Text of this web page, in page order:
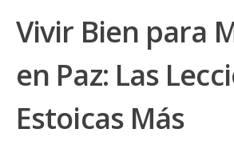
Vivir Bien para
en Paz: Las
Estoicas Más